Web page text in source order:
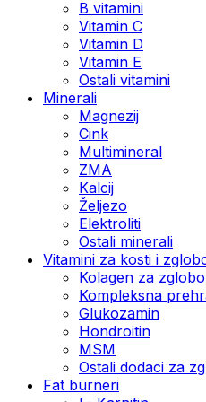
B vitamini
Vitamin C
Vitamin D
Vitamin E
Ostali vitamini
Minerali
Magnezij
Cink
Multimineral
ZMA
Kalcij
Željezo
Elektroliti
Ostali minerali
Vitamini za kosti i
Kolagen za
Kompleksna
Glukozamin
Hondroitin
MSM
Ostali dodaci za
Fat burneri